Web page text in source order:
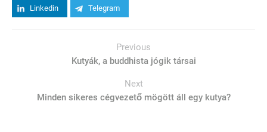
Linkedin Telegram
Previous
Kutyák, a buddhista jógik társai
Next
Minden sikeres cégvezető mögött áll egy kutya?